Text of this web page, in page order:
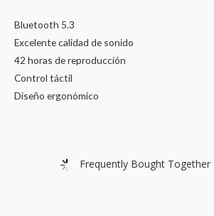
Bluetooth 5.3
Excelente calidad de sonido
42 horas de reproducción
Control táctil
Diseño ergonómico
Frequently Bought Together